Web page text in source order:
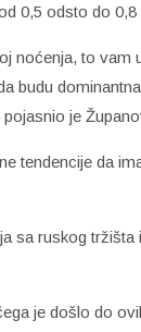
0,5 odsto do 0,8
noćenja, to vam
budu
je
tendencije da
sa ruskog
je došlo do